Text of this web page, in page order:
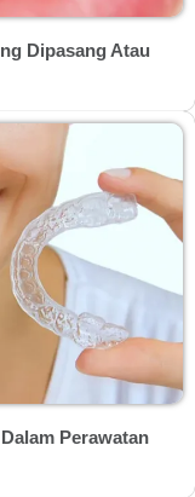
Dipasang Atau
Perawatan